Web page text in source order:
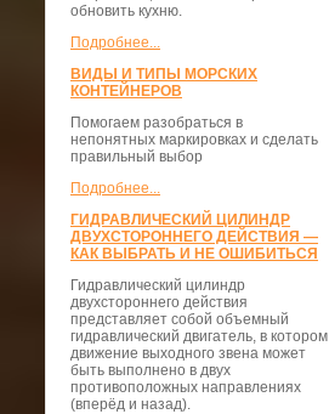
обновить кухню.
Подробнее...
ВИДЫ И ТИПЫ МОРСКИХ
КОНТЕЙНЕРОВ
Помогаем разобраться в
непонятных маркировках и сделать
правильный выбор
Подробнее...
ГИДРАВЛИЧЕСКИЙ ЦИЛИНДР
ДВУХСТОРОННЕГО ДЕЙСТВИЯ —
КАК ВЫБРАТЬ И НЕ ОШИБИТЬСЯ
Гидравлический цилиндр
двухстороннего действия
представляет собой объемный
гидравлический двигатель, в котором
движение выходного звена может
быть выполнено в двух
противоположных направлениях
(вперёд и назад).